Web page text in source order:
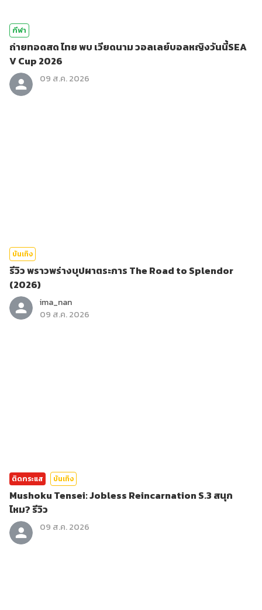
กีฬา
ถ่ายทอดสด ไทย พบ เวียดนาม วอลเลย์บอลหญิงวันนี้SEA
V Cup 2026
09 ส.ค. 2026
บันเทิง
รีวิว พราวพร่างบุปผาตระการ The Road to Splendor
(2026)
ima_nan
09 ส.ค. 2026
ติดกระแส บันเทิง
Mushoku Tensei: Jobless Reincarnation S.3 สนุก
ไหม? รีวิว
09 ส.ค. 2026